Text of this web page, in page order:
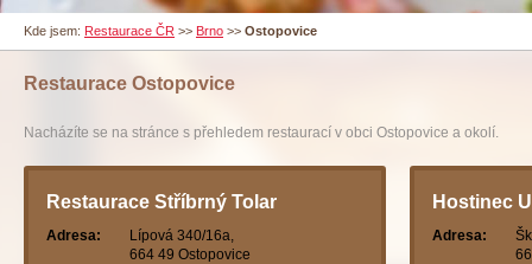
Kde jsem: Restaurace ČR >> Brno >> Ostopovice
Restaurace Ostopovice
Nacházíte se na stránce s přehledem restaurací v obci Ostopovice a okolí.
Restaurace Stříbrný Tolar
Adresa:
Lípová 340/16a,
664 49 Ostopovice
Hostinec
Adresa: